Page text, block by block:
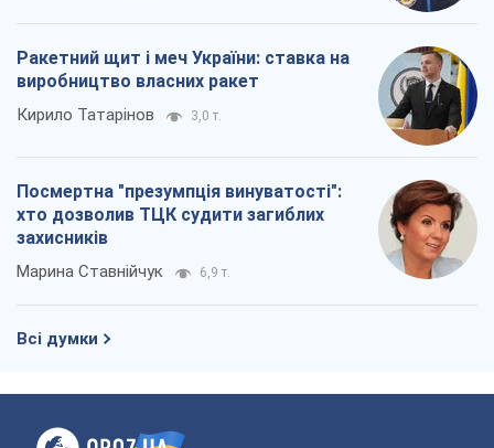
Ракетний щит і меч України: ставка на
виробництво власних ракет
Кирило Татарінов 3,0 т.
Посмертна "презумпція винуватості":
хто дозволив ТЦК судити загиблих
захисників
Марина Ставнійчук 6,9 т.
Всі думки